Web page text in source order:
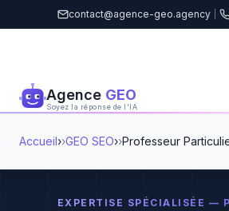
contact@agence-geo.agency
Agence GEO
Soyez la réponse de l'IA
Accueil› GEO SEO› Professeur
EXPERTISE SPÉCIALISÉE —